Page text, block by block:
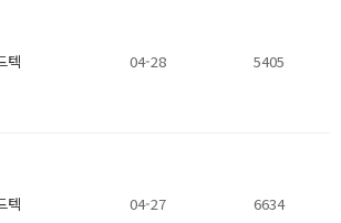
텍 04-28 5405
텍 04-27 6634